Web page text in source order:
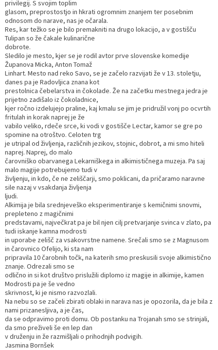
privilegij. S svojim toplim
glasom, preprostostjo in hkrati ogromnim znanjem ter posebnim
odnosom do narave, nas je očarala.
Res, kar težko se je bilo premakniti na drugo lokacijo, a v gostišču
Tulipan so že čakale kulinarične
dobrote.
Sledilo je mesto, kjer se je rodil avtor prve slovenske komedije
Županova Micka, Anton Tomaž
Linhart. Mesto nad reko Savo, se je začelo razvijati že v 13. stoletju,
danes pa je Radovljica znana kot
prestolnica čebelarstva in čokolade. Že na začetku mestnega jedra je
prijetno zadišalo iz čokoladnice,
kjer ročno izdelujejo praline, kaj kmalu se jim je pridružil vonj po ocvrtih
fritulah in korak naprej je že
vabilo veliko, rdeče srce, ki vodi v gostišče Lectar, kamor se gre po
spomine na otroštvo. Celoten trg
je utripal od življenja, različnih jezikov, stojnic, dobrot, a mi smo hiteli
naprej. Naprej, do malo
čarovniško obarvanega Lekarniškega in alkimističnega muzeja. Pa saj
malo magije potrebujemo tudi v
življenju, in kdo, če ne zeliščarji, smo poklicani, da pričaramo naravne
sile nazaj v vsakdanja življenja
ljudi.
Alkimija je bila srednjeveško eksperimentiranje s kemičnimi snovmi,
prepleteno z magičnimi
predstavami, največkrat pa je bil njen cilj pretvarjanje svinca v zlato, pa
tudi iskanje kamna modrosti
in uporabe zelišč za vsakovrstne namene. Srečali smo se z Magnusom
in čarovnico Ofelijo, ki sta nam
pripravila 10 čarobnih točk, na katerih smo preskusili svoje alkimistično
znanje. Odrezali smo se
odlično in si kot društvo prislužili diplomo iz magije in alkimije, kamen
Modrosti pa je še vedno
skrivnost, ki je nismo razvozlali.
Na nebu so se začeli zbirati oblaki in narava nas je opozorila, da je bila z
nami prizanesljiva, a je čas,
da se odpravimo proti domu. Ob postanku na Trojanah smo se strinjali,
da smo preživeli še en lep dan
v druženju in že razmišljali o prihodnjih podvigih.
Jasmina Bornšek